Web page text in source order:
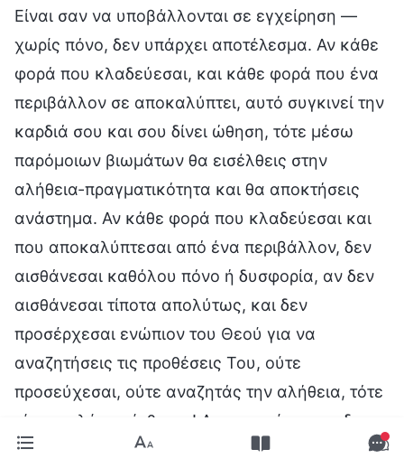
Είναι σαν να υποβάλλονται σε εγχείρηση —
χωρίς πόνο, δεν υπάρχει αποτέλεσμα. Αν κάθε
φορά που κλαδεύεσαι, και κάθε φορά που ένα
περιβάλλον σε αποκαλύπτει, αυτό συγκινεί την
καρδιά σου και σου δίνει ώθηση, τότε μέσω
παρόμοιων βιωμάτων θα εισέλθεις στην
αλήθεια-πραγματικότητα και θα αποκτήσεις
ανάστημα. Αν κάθε φορά που κλαδεύεσαι και
που αποκαλύπτεσαι από ένα περιβάλλον, δεν
αισθάνεσαι καθόλου πόνο ή δυσφορία, αν δεν
αισθάνεσαι τίποτα απολύτως, και δεν
προσέρχεσαι ενώπιον του Θεού για να
αναζητήσεις τις προθέσεις Του, ούτε
προσεύχεσαι, ούτε αναζητάς την αλήθεια, τότε
είσαι πολύ αναίσθητος! Αν το πνεύμα σου δεν
νιώθει τίποτα, αν δεν αντιδρά, τότε ο Θεός δεν